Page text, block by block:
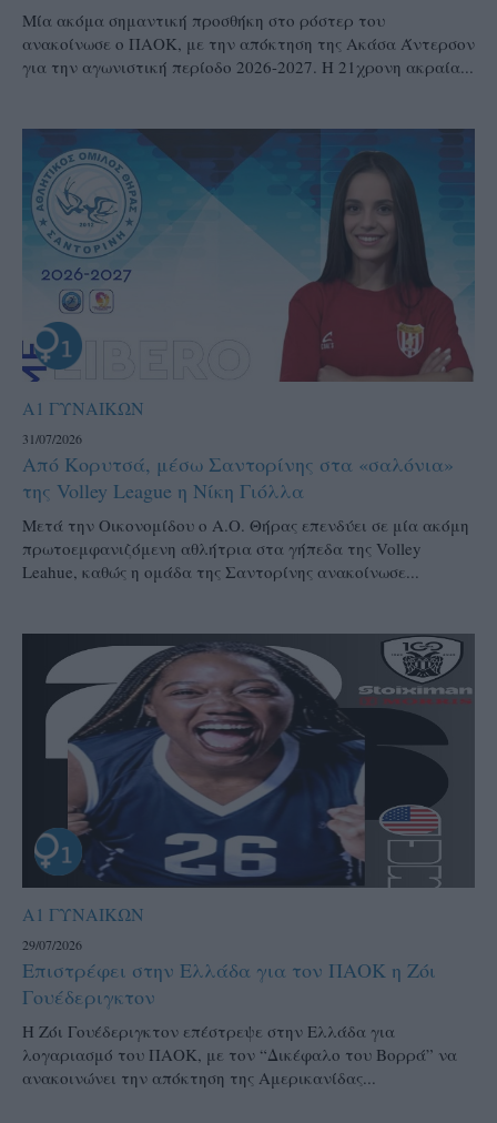
Μία ακόμα σημαντική προσθήκη στο ρόστερ του
ανακοίνωσε ο ΠΑΟΚ, με την απόκτηση της Ακάσα Άντερσον
για την αγωνιστική περίοδο 2026-2027. Η 21χρονη ακραία...
Α1 ΓΥΝΑΙΚΩΝ
31/07/2026
Από Κορυτσά, μέσω Σαντορίνης στα «σαλόνια»
της Volley League η Νίκη Γιόλλα
Μετά την Οικονομίδου ο Α.Ο. Θήρας επενδύει σε μία ακόμη
πρωτοεμφανιζόμενη αθλήτρια στα γήπεδα της Volley
Leahue, καθώς η ομάδα της Σαντορίνης ανακοίνωσε...
Α1 ΓΥΝΑΙΚΩΝ
29/07/2026
Επιστρέφει στην Ελλάδα για τον ΠΑΟΚ η Ζόι
Γουέδεριγκτον
Η Ζόι Γουέδεριγκτον επέστρεψε στην Ελλάδα για
λογαριασμό του ΠΑΟΚ, με τον “Δικέφαλο του Βορρά” να
ανακοινώνει την απόκτηση της Αμερικανίδας...